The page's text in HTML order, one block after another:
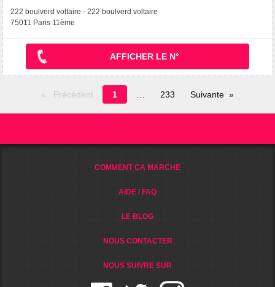
222 boulverd voltaire - 222 boulverd voltaire
75011 Paris 11ème
AFFICHER LE N°
Précédent
Page
en
1 233 Suivante
COMMENT ÇA MARCHE
AIDE / FAQ
LE BLOG
NOUS CONTACTER
NOUS SUIVRE SUR